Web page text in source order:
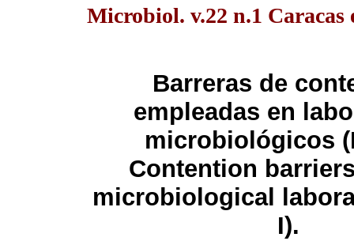
Microbiol. v.22 n.1 Caracas
Barreras de
empleadas en
microbiológicos
Contention
microbiological
I).